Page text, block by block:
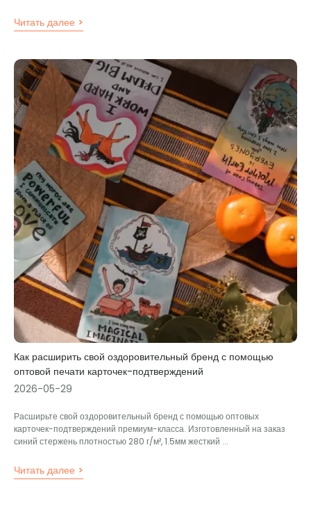
Читать далее >
Как расширить свой оздоровительный бренд с помощью
оптовой печати карточек-подтверждений
2026-05-29
Расширьте свой оздоровительный бренд с помощью оптовых
карточек-подтверждений премиум-класса. Изготовленный на заказ
синий стержень плотностью 280 г/м², 1.5мм жесткий ...
Читать далее >